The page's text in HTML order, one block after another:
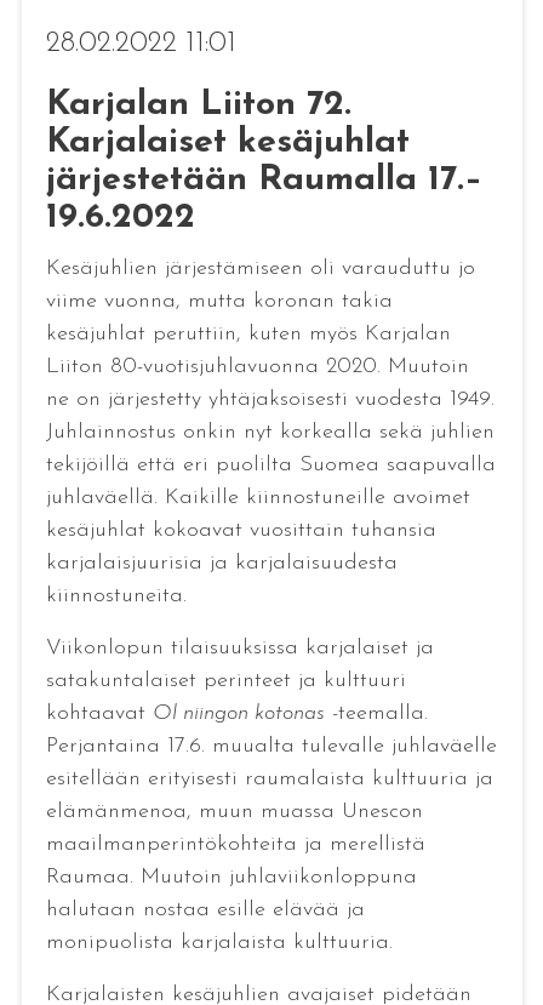
28.02.2022 11:01
Karjalan Liiton 72.
Karjalaiset kesäjuhlat
järjestetään Raumalla 17.–
19.6.2022
Kesäjuhlien järjestämiseen oli varauduttu jo
viime vuonna, mutta koronan takia
kesäjuhlat peruttiin, kuten myös Karjalan
Liiton 80-vuotisjuhlavuonna 2020. Muutoin
ne on järjestetty yhtäjaksoisesti vuodesta 1949.
Juhlainnostus onkin nyt korkealla sekä juhlien
tekijöillä että eri puolilta Suomea saapuvalla
juhlaväellä. Kaikille kiinnostuneille avoimet
kesäjuhlat kokoavat vuosittain tuhansia
karjalaisjuurisia ja karjalaisuudesta
kiinnostuneita.
Viikonlopun tilaisuuksissa karjalaiset ja
satakuntalaiset perinteet ja kulttuuri
kohtaavat Ol niingon kotonas -teemalla.
Perjantaina 17.6. muualta tulevalle juhlaväelle
esitellään erityisesti raumalaista kulttuuria ja
elämänmenoa, muun muassa Unescon
maailmanperintökohteita ja merellistä
Raumaa. Muutoin juhlaviikonloppuna
halutaan nostaa esille elävää ja
monipuolista karjalaista kulttuuria.
Karjalaisten kesäjuhlien avajaiset pidetään